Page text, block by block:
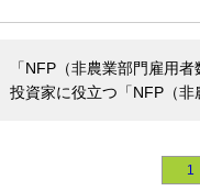
「NFP（非農業部門雇用
投資家に役立つ「NFP（非
1